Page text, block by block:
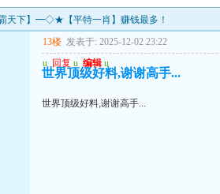
天下】━◇★【平特一肖】赚钱最多！
13楼 发表于: 2025-12-02 23:22
u 回复 u 编辑 u
世界顶级好料,谢谢高手...
世界顶级好料,谢谢高手...